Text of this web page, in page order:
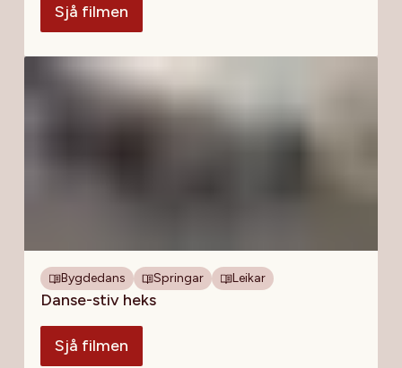
Sjå filmen
Bygdedans Springar Leikar
Danse-stiv heks
Sjå filmen